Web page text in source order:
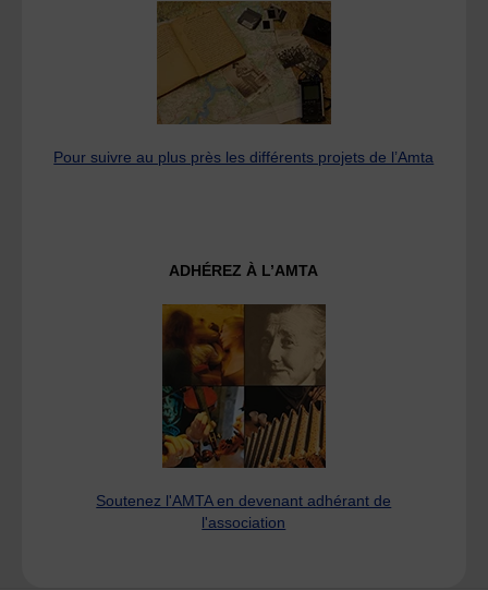
Pour suivre au plus près les différents projets de l’Amta
ADHÉREZ À L’AMTA
Soutenez l'AMTA en devenant adhérant de
l'association